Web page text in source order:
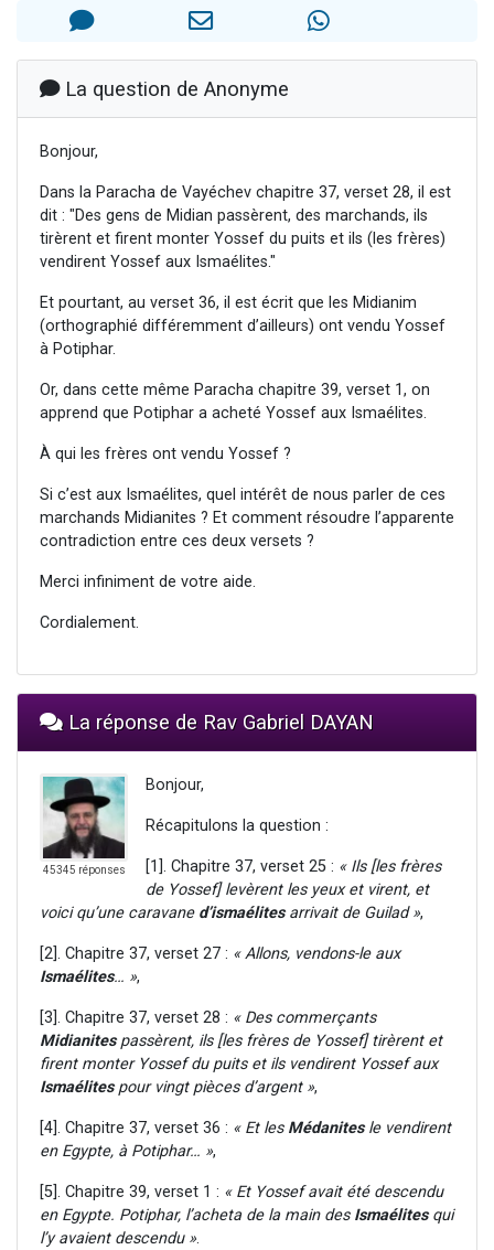
Odaya vient de donner son Maasser
13 personnes viennent de demander une bénédiction
La question de Anonyme
Bonjour,
Dans la Paracha de Vayéchev chapitre 37, verset 28, il est
dit : "Des gens de Midian passèrent, des marchands, ils
tirèrent et firent monter Yossef du puits et ils (les frères)
vendirent Yossef aux Ismaélites."
Et pourtant, au verset 36, il est écrit que les Midianim
(orthographié différemment d’ailleurs) ont vendu Yossef
à Potiphar.
Or, dans cette même Paracha chapitre 39, verset 1, on
apprend que Potiphar a acheté Yossef aux Ismaélites.
À qui les frères ont vendu Yossef ?
Si c’est aux Ismaélites, quel intérêt de nous parler de ces
marchands Midianites ? Et comment résoudre l’apparente
contradiction entre ces deux versets ?
Merci infiniment de votre aide.
Cordialement.
La réponse de Rav Gabriel DAYAN
45345 réponses
Bonjour,
Récapitulons la question :
[1]. Chapitre 37, verset 25 : « Ils [les frères
de Yossef] levèrent les yeux et virent, et
voici qu’une caravane d’ismaélitesarrivait de Guilad »,
[2]. Chapitre 37, verset 27 : « Allons, vendons-le aux
Ismaélites… »,
[3]. Chapitre 37, verset 28 : « Des commerçants
Midianitespassèrent, ils [les frères de Yossef] tirèrent et
firent monter Yossef du puits et ils vendirent Yossef aux
Ismaélitespour vingt pièces d’argent »,
[4]. Chapitre 37, verset 36 : « Et les Médanitesle vendirent
en Egypte, à Potiphar… »,
[5]. Chapitre 39, verset 1 : « Et Yossef avait été descendu
en Egypte. Potiphar, l’acheta de la main des Ismaélitesqui
l’y avaient descendu ».